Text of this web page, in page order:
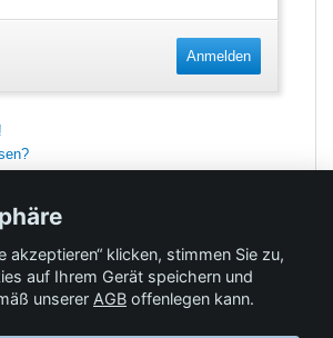
Anmelden
Feedback
akzeptieren“ klicken, stimmen Sie zu,
auf Ihrem Gerät speichern und
unserer AGB offenlegen kann.